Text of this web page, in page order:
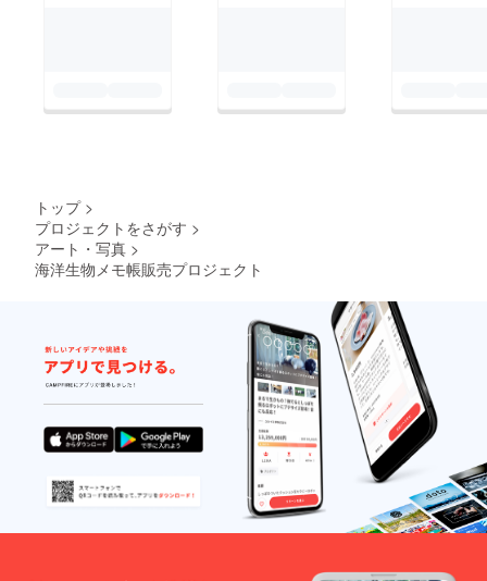
トップ >
プロジェクトをさがす >
アート・写真 >
海洋生物メモ帳販売プロジェクト